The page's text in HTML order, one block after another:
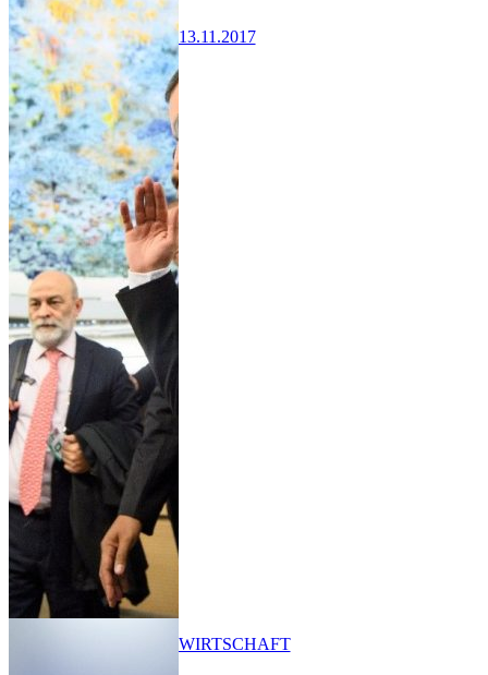
13.11.2017
WIRTSCHAFT